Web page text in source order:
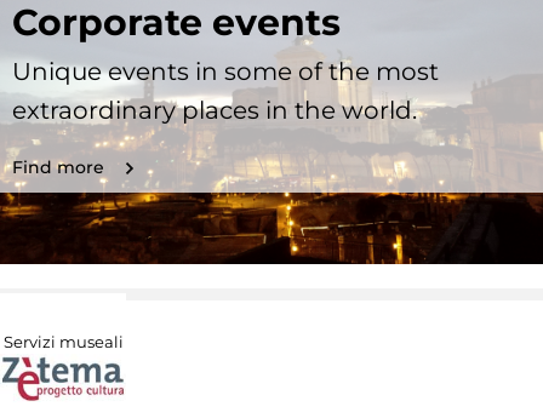
Corporate events
Unique events in some of the most
extraordinary places in the world.
Find more
Servizi museali